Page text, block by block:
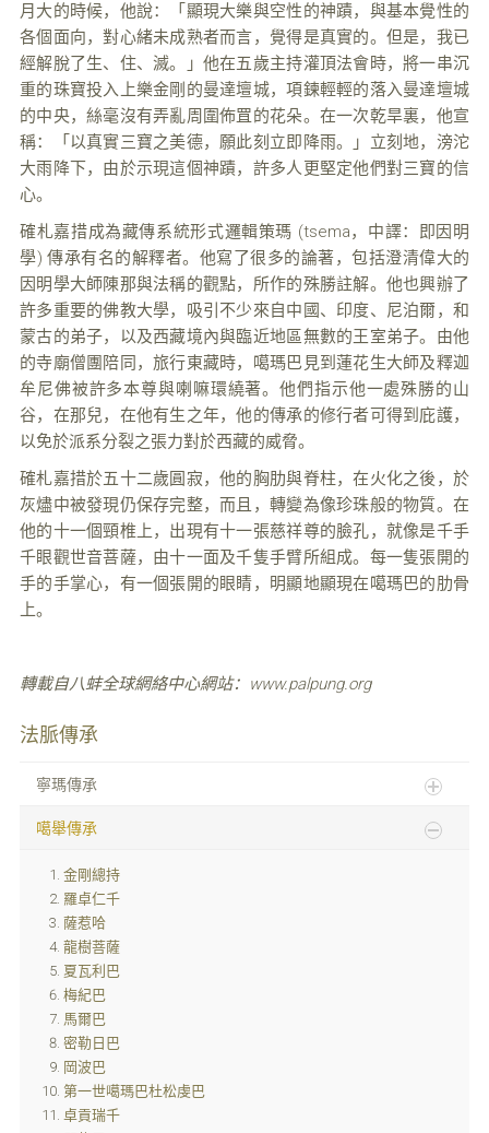
法脈傳承
寧瑪傳承
噶舉傳承
金剛總持
羅卓仁千
薩惹哈
龍樹菩薩
夏瓦利巴
梅紀巴
馬爾巴
密勒日巴
岡波巴
第一世噶瑪巴杜松虔巴
卓貢瑞千
月大的時候，他說：「顯現大樂與空性的神蹟，與基本覺性的
各個面向，對心緒未成熟者而言，覺得是真實的。但是，我已
經解脫了生、住、滅。」他在五歲主持灌頂法會時，將一串沉
重的珠寶投入上樂金剛的曼達壇城，項鍊輕輕的落入曼達壇城
的中央，絲毫沒有弄亂周圍佈罝的花朵。在一次乾旱裏，他宣
稱：「以真實三寶之美德，願此刻立即降雨。」立刻地，滂沱
大雨降下，由於示現這個神蹟，許多人更堅定他們對三寶的信
心。
確札嘉措成為藏傳系統形式邏輯策瑪 (tsema，中譯：即因明
學) 傳承有名的解釋者。他寫了很多的論著，包括澄清偉大的
因明學大師陳那與法稱的觀點，所作的殊勝註解。他也興辦了
許多重要的佛教大學，吸引不少來自中國、印度、尼泊爾，和
蒙古的弟子，以及西藏境內與臨近地區無數的王室弟子。由他
的寺廟僧團陪同，旅行東藏時，噶瑪巴見到蓮花生大師及釋迦
牟尼佛被許多本尊與喇嘛環繞著。他們指示他一處殊勝的山
谷，在那兒，在他有生之年，他的傳承的修行者可得到庇護，
以免於派系分裂之張力對於西藏的威脅。
確札嘉措於五十二歲圓寂，他的胸肋與脊柱，在火化之後，於
灰燼中被發現仍保存完整，而且，轉變為像珍珠般的物質。在
他的十一個頸椎上，出現有十一張慈祥尊的臉孔，就像是千手
千眼觀世音菩薩，由十一面及千隻手臂所組成。每一隻張開的
手的手掌心，有一個張開的眼睛，明顯地顯現在噶瑪巴的肋骨
上。
轉載自八蚌全球網絡中心網站：www.palpung.org